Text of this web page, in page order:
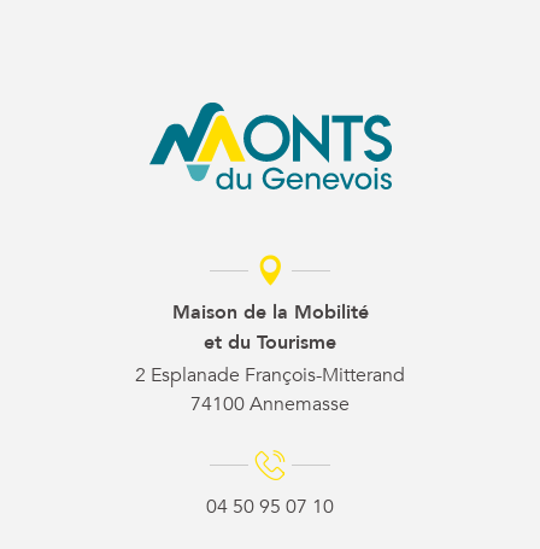
Maison de la Mobilité
et du Tourisme
2 Esplanade François-Mitterand
74100 Annemasse
04 50 95 07 10